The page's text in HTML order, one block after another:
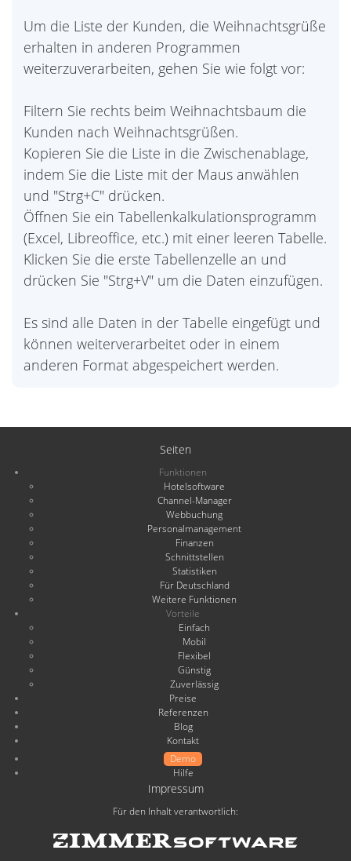
Um die Liste der Kunden, die Weihnachtsgrüße
erhalten in anderen Programmen
weiterzuverarbeiten, gehen Sie wie folgt vor:
Filtern Sie rechts beim Weihnachtsbaum die
Kunden nach Weihnachtsgrüßen.
Kopieren Sie die Liste in die Zwischenablage,
indem Sie die Liste mit der Maus anwählen
und "Strg+C" drücken.
Öffnen Sie ein Tabellenkalkulationsprogramm
(Excel, Libreoffice, etc.) mit einer leeren Tabelle.
Klicken Sie die erste Tabellenzelle an und
drücken Sie "Strg+V" um die Daten einzufügen.
Es sind alle Daten in der Tabelle eingefügt und
können weiterverarbeitet oder in einem
anderen Format abgespeichert werden.
Seiten
Funktionen
Hotelsoftware
Channel-Manager
Webbuchung
Personalmanagement
Finanzen
Schnittstellen
Statistiken
Für Deutschland
Weitere Funktionen
Vorteile
Einfach
Mobil
Flexibel
Günstig
Zuverlässig
Preise
Referenzen
Blog
Kontakt
Demo
Hilfe
Impressum
Für den Inhalt verantwortlich: